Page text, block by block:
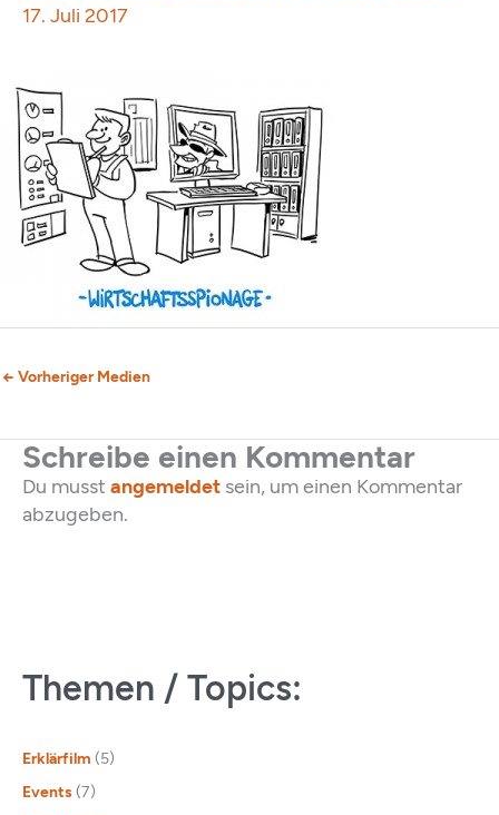
17. Juli 2017
← Vorheriger Medien
Schreibe einen Kommentar
Du musst angemeldet sein, um einen Kommentar
abzugeben.
Themen / Topics:
Erklärfilm (5)
Events (7)